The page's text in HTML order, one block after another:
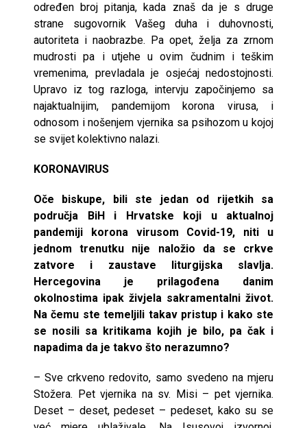
određen broj pitanja, kada znaš da je s druge
strane sugovornik Vašeg duha i duhovnosti,
autoriteta i naobrazbe. Pa opet, želja za zrnom
mudrosti pa i utjehe u ovim čudnim i teškim
vremenima, prevladala je osjećaj nedostojnosti.
Upravo iz tog razloga, intervju započinjemo sa
najaktualnijim, pandemijom korona virusa, i
odnosom i nošenjem vjernika sa psihozom u kojoj
se svijet kolektivno nalazi.
KORONAVIRUS
Oče biskupe, bili ste jedan od rijetkih sa
područja BiH i Hrvatske koji u aktualnoj
pandemiji korona virusom Covid-19, niti u
jednom trenutku nije naložio da se crkve
zatvore i zaustave liturgijska slavlja.
Hercegovina je prilagođena danim
okolnostima ipak živjela sakramentalni život.
Na čemu ste temeljili takav pristup i kako ste
se nosili sa kritikama kojih je bilo, pa čak i
napadima da je takvo što nerazumno?
– Sve crkveno redovito, samo svedeno na mjeru
Stožera. Pet vjernika na sv. Misi – pet vjernika.
Deset – deset, pedeset – pedeset, kako su se